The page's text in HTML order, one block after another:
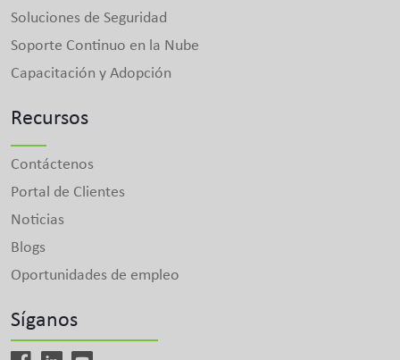
Soluciones de Seguridad
Soporte Continuo en la Nube
Capacitación y Adopción
Recursos
Contáctenos
Portal de Clientes
Noticias
Blogs
Oportunidades de empleo
Síganos